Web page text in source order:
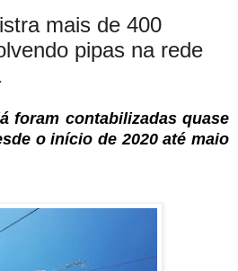
mais de 400
pipas na rede
foram contabilizadas quase
o início de 2020 até maio